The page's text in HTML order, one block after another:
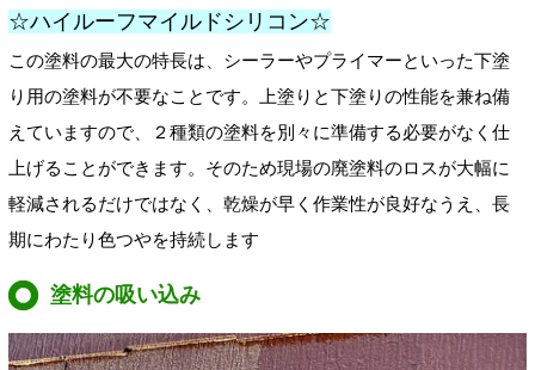
☆ハイルーフマイルドシリコン☆
この塗料の最大の特長は、シーラーやプライマーといった下塗
り用の塗料が不要なことです。上塗りと下塗りの性能を兼ね備
えていますので、２種類の塗料を別々に準備する必要がなく仕
上げることができます。そのため現場の廃塗料のロスが大幅に
軽減されるだけではなく、乾燥が早く作業性が良好なうえ、長
期にわたり色つやを持続します
塗料の吸い込み